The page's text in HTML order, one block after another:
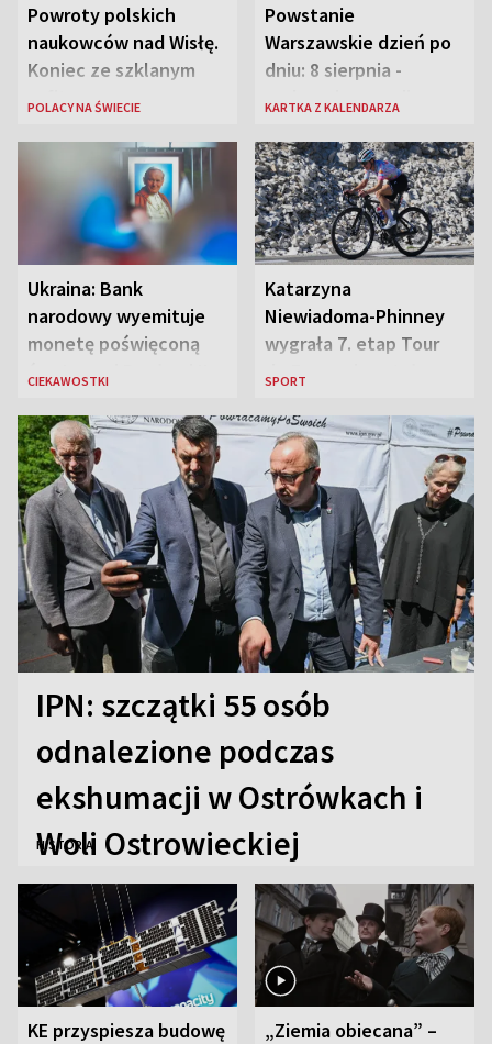
Powroty polskich
naukowców nad Wisłę.
Koniec ze szklanym
sufitem
POLACY NA ŚWIECIE
Powstanie
Warszawskie dzień po
dniu: 8 sierpnia -
rozbrzmiewa radio
„Antka Rozpylacza”
KARTKA Z KALENDARZA
Ukraina: Bank
narodowy wyemituje
monetę poświęconą
św. Janowi Pawłowi II
CIEKAWOSTKI
Katarzyna
Niewiadoma-Phinney
wygrała 7. etap Tour
de France i została
SPORT
IPN: szczątki 55 osób
odnalezione podczas
ekshumacji w Ostrówkach i
Woli Ostrowieckiej
HISTORIA
KE przyspiesza budowę
„Ziemia obiecana” –